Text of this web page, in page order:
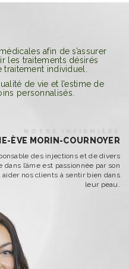
afin de s’assurer
les traitements désirés
individuel.
de vie et l’estime de
personnalisés.
ÈVE MORIN-COURNOYER
des injections et de divers
l’âme est passionnée par son
nos clients à sentir bien dans
leur peau.